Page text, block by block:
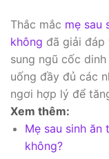
Thắc mắc mẹ sau
không đã giải đáp
sung ngũ cốc
uống đầy đủ các
ngơi hợp lý để
Xem thêm:
Mẹ sau sinh ăn
không?